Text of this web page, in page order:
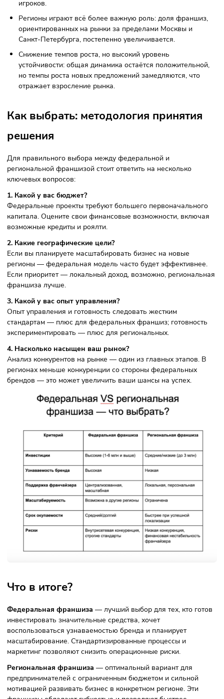
Насыщенные рынки крупных городов увеличивают
конкуренцию федеральных игроков друг с другом, а в
регионах локальную франшизу легче позиционировать
уникальное предложение. Согласно отраслевому
региональная доля франшиз в России растёт, а на
приходится только около 19 % франшиз, а на
Санкт‑Петербург — около 7 %, в то время как остальные
Тренды и прогнозы
Аналитики выделяют несколько ключевых трендов:
Рост среднего бюджета франшиз: доля предложений
бюджетом до миллиона рублей снижается, а
3 и 3-6 миллиона рублей укрепляются.
Поддержка российских брендов: около 89 % рынка
франчайзинга в России занято отечественными
предложениями, что снижает зависимость от внешних
игроков.
Регионы играют всё более важную роль: доля
ориентированных на рынки за пределами Москвы и
Санкт‑Петербурга, постепенно увеличивается.
Снижение темпов роста, но высокий уровень
устойчивости: общая динамика остаётся
но темпы роста новых предложений замедляются, что
Как выбрать: методология
решения
региональной франшизой стоит ответить на несколько
1. Какой у вас бюджет?
Федеральные проекты требуют большего
капитала. Оцените свои финансовые возможности,
возможные кредиты и роялти.
2. Какие географические цели?
Если вы планируете масштабировать бизнес на новые
регионы — федеральная модель часто будет
Если приоритет — локальный доход, возможно,
3. Какой у вас опыт управления?
Опыт управления и готовность следовать жестким
стандартам — плюс для федеральных франшиз;
экспериментировать — плюс для региональных.
4. Насколько насыщен ваш рынок?
Анализ конкурентов на рынке — один из главных
регионах меньше конкуренции со стороны федеральных
брендов — это может увеличить ваши шансы на успех.